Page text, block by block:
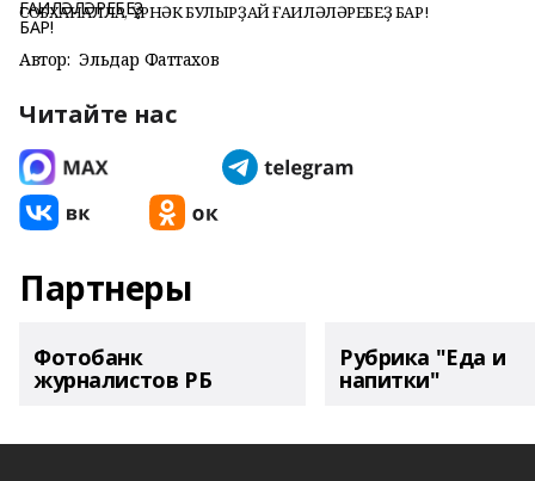
СОБХАНАЛЛАҺ, ҮРНӘК БУЛЫРҘАЙ ҒАИЛӘЛӘРЕБЕҘ БАР!
Автор: Эльдар Фаттахов
Читайте нас
Партнеры
Фотобанк
журналистов РБ
Рубрика "Еда и
напитки"